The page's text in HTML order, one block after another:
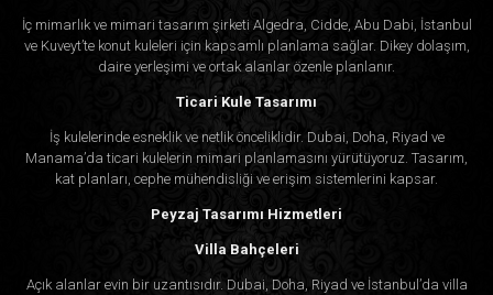
İç mimarlık ve mimari tasarım şirketi Algedra, Cidde, Abu Dabi, İstanbul
ve Kuveyt’te konut kuleleri için kapsamlı planlama sağlar. Dikey dolaşım,
daire yerleşimi ve ortak alanlar özenle planlanır.
Ticari Kule Tasarımı
İş kulelerinde esneklik ve netlik önceliklidir. Dubai, Doha, Riyad ve
Manama’da ticari kulelerin mimari planlamasını yürütüyoruz. Tasarım,
kat planları, cephe mühendisliği ve erişim sistemlerini kapsar.
Peyzaj Tasarımı Hizmetleri
Villa Bahçeleri
Açık alanlar evin bir uzantısıdır. Dubai, Doha, Riyad ve İstanbul’da villa